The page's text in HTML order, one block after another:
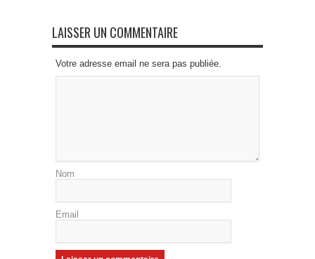
LAISSER UN COMMENTAIRE
Votre adresse email ne sera pas publiée.
Nom
Email